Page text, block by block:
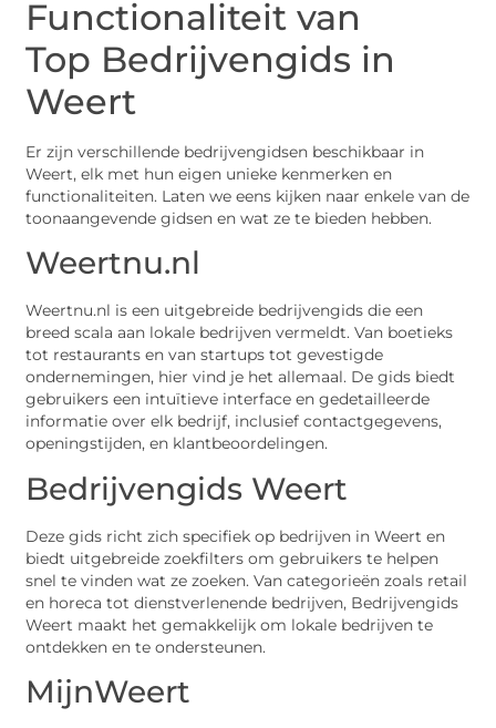
Functionaliteit van
Top Bedrijvengids in
Weert
Er zijn verschillende bedrijvengidsen beschikbaar in
Weert, elk met hun eigen unieke kenmerken en
functionaliteiten. Laten we eens kijken naar enkele van de
toonaangevende gidsen en wat ze te bieden hebben.
Weertnu.nl
Weertnu.nl is een uitgebreide bedrijvengids die een
breed scala aan lokale bedrijven vermeldt. Van boetieks
tot restaurants en van startups tot gevestigde
ondernemingen, hier vind je het allemaal. De gids biedt
gebruikers een intuïtieve interface en gedetailleerde
informatie over elk bedrijf, inclusief contactgegevens,
openingstijden, en klantbeoordelingen.
Bedrijvengids Weert
Deze gids richt zich specifiek op bedrijven in Weert en
biedt uitgebreide zoekfilters om gebruikers te helpen
snel te vinden wat ze zoeken. Van categorieën zoals retail
en horeca tot dienstverlenende bedrijven, Bedrijvengids
Weert maakt het gemakkelijk om lokale bedrijven te
ontdekken en te ondersteunen.
MijnWeert